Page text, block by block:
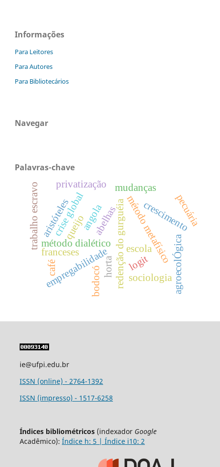
Informações
Para Leitores
Para Autores
Para Bibliotecários
Navegar
Palavras-chave
abelhasredenção do gurguéia
método dialético método metafísico
aristóteles
mudanças
empregabilidade
angola crescimento
horta
escola agroecolÓgica
logit
trabalho escravo queijo
bodocó
franceses
crise global
café
pecuária
privatização
sociologia
ie@ufpi.edu.br
ISSN (online) - 2764-1392
ISSN (impresso) - 1517-6258
Índices bibliométricos (indexador Google
Acadêmico): Índice h: 5 | Índice i10: 2